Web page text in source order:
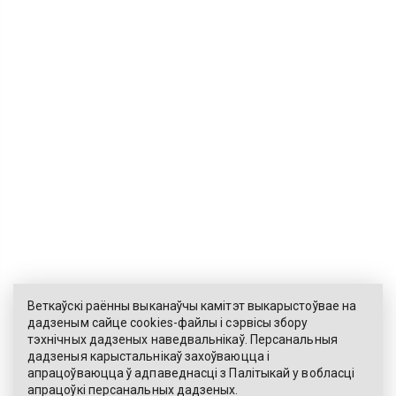
ЭЛЕКТРОННЫ ЗВАРОТ
КАРТА САЙТА
Веткаўскі раённы выканаўчы камітэт выкарыстоўвае на
дадзеным сайце cookies-файлы і сэрвісы збору
тэхнічных дадзеных наведвальнікаў. Персанальныя
дадзеныя карыстальнікаў захоўваюцца і
апрацоўваюцца ў адпаведнасці з Палітыкай у вобласці
апрацоўкі персанальных дадзеных.